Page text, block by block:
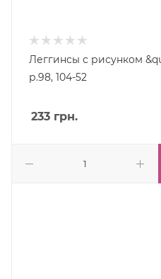
Леггинсы с рисунком &quot;Смешарики&quot;,
р.98, 104-52
233 грн.